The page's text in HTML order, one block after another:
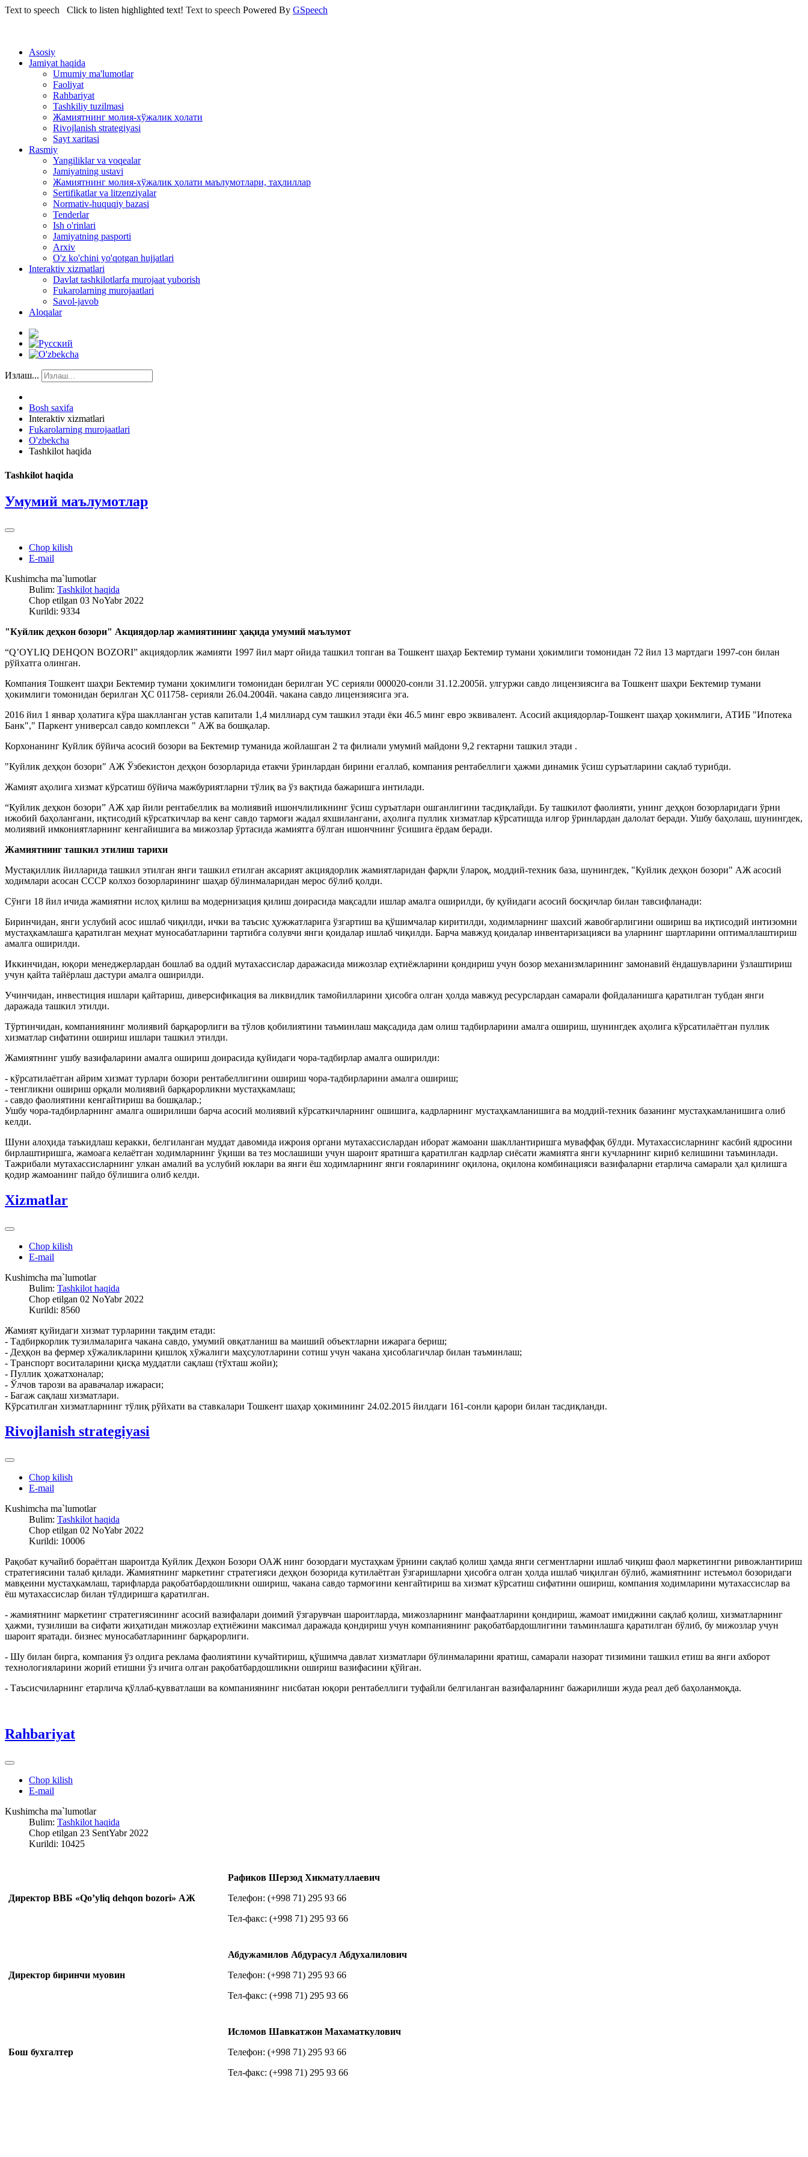
Text to speech Click to listen highlighted text! Text to speech Powered By GSpeech
Asosiy
Jamiyat haqida
Umumiy ma'lumotlar
Faoliyat
Rahbariyat
Tashkiliy tuzilmasi
Жамиятнинг молия-хўжалик ҳолати
Rivojlanish strategiyasi
Sayt xaritasi
Rasmiy
Yangiliklar va voqealar
Jamiyatning ustavi
Жамиятнинг молия-хўжалик ҳолати маълумотлари, таҳлиллар
Sertifikatlar va litzenziyalar
Normativ-huquqiy bazasi
Tenderlar
Ish o'rinlari
Jamiyatning pasporti
Arxiv
O'z ko'chini yo'qotgan hujjatlari
Interaktiv xizmatlari
Davlat tashkilotlarfa murojaat yuborish
Fukarolarning murojaatlari
Savol-javob
Aloqalar
Излаш...
Bosh saxifa
Interaktiv xizmatlari
Fukarolarning murojaatlari
O'zbekcha
Tashkilot haqida
Tashkilot haqida
Умумий маълумотлар
Chop kilish
E-mail
Kushimcha ma`lumotlar
Bulim: Tashkilot haqida
Chop etilgan 03 NoYabr 2022
Kurildi: 9334
"Куйлик деҳкон бозори" Акциядорлар жамиятининг ҳақида умумий маълумот
“Q’OYLIQ DEHQON BOZORI” акциядорлик жамияти 1997 йил март ойида ташкил топган ва Тошкент шаҳар Бектемир тумани ҳокимлиги томонидан 72 йил 13 мартдаги 1997-сон билан
рўйхатга олинган.
Компания Тошкент шаҳри Бектемир тумани ҳокимлиги томонидан берилган УС серияли 000020-сонли 31.12.2005й. улгуржи савдо лицензиясига ва Тошкент шаҳри Бектемир тумани
ҳокимлиги томонидан берилган ҲС 011758- серияли 26.04.2004й. чакана савдо лицензиясига эга.
2016 йил 1 январ ҳолатига кўра шаклланган устав капитали 1,4 миллиард сум ташкил этади ёки 46.5 минг евро эквивалент. Асосий акциядорлар-Тошкент шаҳар ҳокимлиги, АТИБ "Ипотека
Банк"," Паркент универсал савдо комплекси " АЖ ва бошқалар.
Корхонанинг Куйлик бўйича асосий бозори ва Бектемир туманида жойлашган 2 та филиали умумий майдони 9,2 гектарни ташкил этади .
"Куйлик деҳқон бозори" АЖ Ўзбекистон деҳқон бозорларида етакчи ўринлардан бирини егаллаб, компания рентабеллиги ҳажми динамик ўсиш суръатларини сақлаб турибди.
Жамият аҳолига хизмат кўрсатиш бўйича мажбуриятларни тўлиқ ва ўз вақтида бажаришга интилади.
“Куйлик деҳкон бозори” АЖ ҳар йили рентабеллик ва молиявий ишончлиликнинг ўсиш суръатлари ошганлигини тасдиқлайди. Бу ташкилот фаолияти, унинг деҳқон бозорларидаги ўрни
ижобий баҳолангани, иқтисодий кўрсаткичлар ва кенг савдо тармоғи жадал яхшилангани, аҳолига пуллик хизматлар кўрсатишда илғор ўринлардан далолат беради. Ушбу баҳолаш, шунингдек,
молиявий имкониятларнинг кенгайишига ва мижозлар ўртасида жамиятга бўлган ишончнинг ўсишига ёрдам беради.
Жамиятнинг ташкил этилиш тарихи
Мустақиллик йилларида ташкил этилган янги ташкил етилган аксарият акциядорлик жамиятларидан фарқли ўлароқ, моддий-техник база, шунингдек, "Куйлик деҳқон бозори" АЖ асосий
ходимлари асосан СССР колхоз бозорларининг шаҳар бўлинмаларидан мерос бўлиб қолди.
Сўнги 18 йил ичида жамиятни ислоҳ қилиш ва модернизация қилиш доирасида мақсадли ишлар амалга оширилди, бу қуйидаги асосий босқичлар билан тавсифланади:
Биринчидан, янги услубий асос ишлаб чиқилди, ички ва таъсис ҳужжатларига ўзгартиш ва қўшимчалар киритилди, ходимларнинг шахсий жавобгарлигини ошириш ва иқтисодий интизомни
мустаҳкамлашга қаратилган меҳнат муносабатларини тартибга солувчи янги қоидалар ишлаб чиқилди. Барча мавжуд қоидалар инвентаризацияси ва уларнинг шартларини оптималлаштириш
амалга оширилди.
Иккинчидан, юқори менеджерлардан бошлаб ва оддий мутахассислар даражасида мижозлар еҳтиёжларини қондириш учун бозор механизмларининг замонавий ёндашувларини ўзлаштириш
учун қайта тайёрлаш дастури амалга оширилди.
Учинчидан, инвестиция ишлари қайтариш, диверсификация ва ликвидлик тамойилларини ҳисобга олган ҳолда мавжуд ресурслардан самарали фойдаланишга қаратилган тубдан янги
даражада ташкил этилди.
Тўртинчидан, компаниянинг молиявий барқарорлиги ва тўлов қобилиятини таъминлаш мақсадида дам олиш тадбирларини амалга ошириш, шунингдек аҳолига кўрсатилаётган пуллик
хизматлар сифатини ошириш ишлари ташкил этилди.
Жамиятнинг ушбу вазифаларини амалга ошириш доирасида қуйидаги чора-тадбирлар амалга оширилди:
- кўрсатилаётган айрим хизмат турлари бозори рентабеллигини ошириш чора-тадбирларини амалга ошириш;
- тенгликни ошириш орқали молиявий барқарорликни мустаҳкамлаш;
- савдо фаолиятини кенгайтириш ва бошқалар.;
Ушбу чора-тадбирларнинг амалга оширилиши барча асосий молиявий кўрсаткичларнинг ошишига, кадрларнинг мустаҳкамланишига ва моддий-техник базанинг мустаҳкамланишига олиб
келди.
Шуни алоҳида таъкидлаш керакки, белгиланган муддат давомида ижроия органи мутахассислардан иборат жамоани шакллантиришга муваффақ бўлди. Мутахассисларнинг касбий ядросини
бирлаштиришга, жамоага келаётган ходимларнинг ўқиши ва тез мослашиши учун шароит яратишга қаратилган кадрлар сиёсати жамиятга янги кучларнинг кириб келишини таъминлади.
Тажрибали мутахассисларнинг улкан амалий ва услубий юклари ва янги ёш ходимларнинг янги ғояларининг оқилона, оқилона комбинацияси вазифаларни етарлича самарали ҳал қилишга
қодир жамоанинг пайдо бўлишига олиб келди.
Xizmatlar
Chop kilish
E-mail
Kushimcha ma`lumotlar
Bulim: Tashkilot haqida
Chop etilgan 02 NoYabr 2022
Kurildi: 8560
Жамият қуйидаги хизмат турларини тақдим етади:
- Тадбиркорлик тузилмаларига чакана савдо, умумий овқатланиш ва маиший объектларни ижарага бериш;
- Деҳқон ва фермер хўжаликларини қишлоқ хўжалиги маҳсулотларини сотиш учун чакана ҳисоблагичлар билан таъминлаш;
- Tранспорт воситаларини қисқа муддатли сақлаш (тўхташ жойи);
- Пуллик ҳожатхоналар;
- Ўлчов тарози ва аравачалар ижараси;
- Багаж сақлаш хизматлари.
Кўрсатилган хизматларнинг тўлиқ рўйхати ва ставкалари Тошкент шаҳар ҳокимининг 24.02.2015 йилдаги 161-сонли қарори билан тасдиқланди.
Rivojlanish strategiyasi
Chop kilish
E-mail
Kushimcha ma`lumotlar
Bulim: Tashkilot haqida
Chop etilgan 02 NoYabr 2022
Kurildi: 10006
Рақобат кучайиб бораётган шароитда Куйлик Деҳкон Бозори ОАЖ нинг бозордаги мустаҳкам ўрнини сақлаб қолиш ҳамда янги сегментларни ишлаб чиқиш фаол маркетингни ривожлантириш
стратегиясини талаб қилади. Жамиятнинг маркетинг стратегияси деҳқон бозорида кутилаётган ўзгаришларни ҳисобга олган ҳолда ишлаб чиқилган бўлиб, жамиятнинг истеъмол бозоридаги
мавқеини мустаҳкамлаш, тарифларда рақобатбардошликни ошириш, чакана савдо тармоғини кенгайтириш ва хизмат кўрсатиш сифатини ошириш, компания ходимларини мутахассислар ва
ёш мутахассислар билан тўлдиришга қаратилган.
- жамиятнинг маркетинг стратегиясининг асосий вазифалари доимий ўзгарувчан шароитларда, мижозларнинг манфаатларини қондириш, жамоат имиджини сақлаб қолиш, хизматларнинг
ҳажми, тузилиши ва сифати жиҳатидан мижозлар еҳтиёжини максимал даражада қондириш учун компаниянинг рақобатбардошлигини таъминлашга қаратилган бўлиб, бу мижозлар учун
шароит яратади. бизнес муносабатларининг барқарорлиги.
- Шу билан бирга, компания ўз олдига реклама фаолиятини кучайтириш, қўшимча давлат хизматлари бўлинмаларини яратиш, самарали назорат тизимини ташкил етиш ва янги ахборот
технологияларини жорий етишни ўз ичига олган рақобатбардошликни ошириш вазифасини қўйган.
- Таъсисчиларнинг етарлича қўллаб-қувватлаши ва компаниянинг нисбатан юқори рентабеллиги туфайли белгиланган вазифаларнинг бажарилиши жуда реал деб баҳоланмоқда.
Rahbariyat
Chop kilish
E-mail
Kushimcha ma`lumotlar
Bulim: Tashkilot haqida
Chop etilgan 23 SentYabr 2022
Kurildi: 10425
Директор ВВБ «Qo’yliq dehqon bozori» АЖ
Рафиков Шерзод Хикматуллаевич
Телефон: (+998 71) 295 93 66
Тел-факс: (+998 71) 295 93 66
Директор биринчи муовин
Абдужамилов Абдурасул Абдухалилович
Телефон: (+998 71) 295 93 66
Тел-факс: (+998 71) 295 93 66
Бош бухгалтер
Исломов Шавкатжон Махаматкулович
Телефон: (+998 71) 295 93 66
Тел-факс: (+998 71) 295 93 66